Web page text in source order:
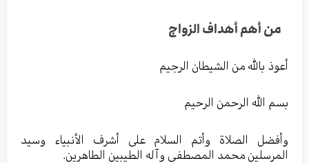
من أهم أهداف الزواج
أعوذ بالله من الشيطان الرجيم
بسم الله الرحمن الرحيم
وأفضل الصلاة وأتم السلام على أشرف الأنبياء وسيد
المرسلين محمد المصطفى وآله الطيبين الطاهرين.